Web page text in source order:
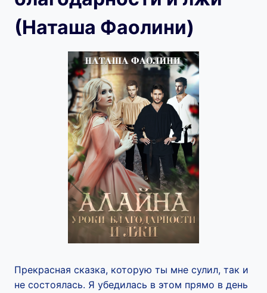
(Наташа Фаолини)
Прекрасная сказка, которую ты мне сулил, так и
не состоялась. Я убедилась в этом прямо в день